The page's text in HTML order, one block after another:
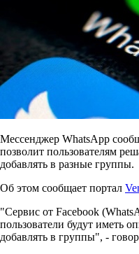
Мессенджер WhatsApp
позволит пользователям
добавлять в разные группы.
Об этом сообщает портал
"Сервис от Facebook
пользователи будут иметь
добавлять в группы", -